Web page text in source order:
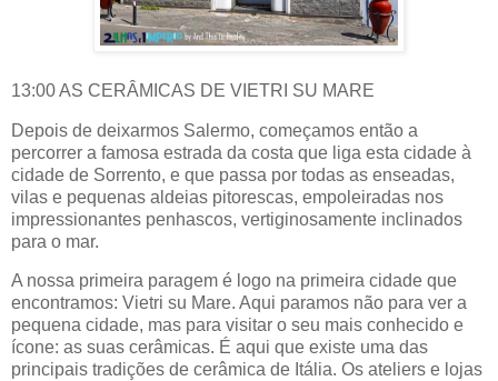
13:00 AS CERÂMICAS DE VIETRI SU MARE
Depois de deixarmos Salermo, começamos então a
percorrer a famosa estrada da costa que liga esta cidade à
cidade de Sorrento, e que passa por todas as enseadas,
vilas e pequenas aldeias pitorescas, empoleiradas nos
impressionantes penhascos, vertiginosamente inclinados
para o mar.
A nossa primeira paragem é logo na primeira cidade que
encontramos: Vietri su Mare. Aqui paramos não para ver a
pequena cidade, mas para visitar o seu mais conhecido e
ícone: as suas cerâmicas. É aqui que existe uma das
principais tradições de cerâmica de Itália. Os ateliers e lojas